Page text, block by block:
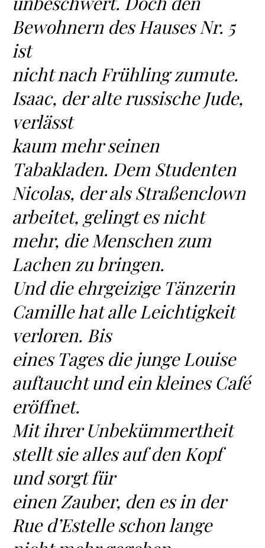
Bewohnern des Hauses Nr. 5
ist
nicht nach Frühling zumute.
Isaac, der alte russische Jude,
verlässt
kaum mehr seinen
Tabakladen. Dem Studenten
Nicolas, der als Straßenclown
arbeitet, gelingt es nicht
mehr, die Menschen zum
Lachen zu bringen.
Und die ehrgeizige Tänzerin
Camille hat alle Leichtigkeit
verloren. Bis
eines Tages die junge Louise
auftaucht und ein kleines Café
eröffnet.
Mit ihrer Unbekümmertheit
stellt sie alles auf den Kopf
und sorgt für
einen Zauber, den es in der
Rue d’Estelle schon lange